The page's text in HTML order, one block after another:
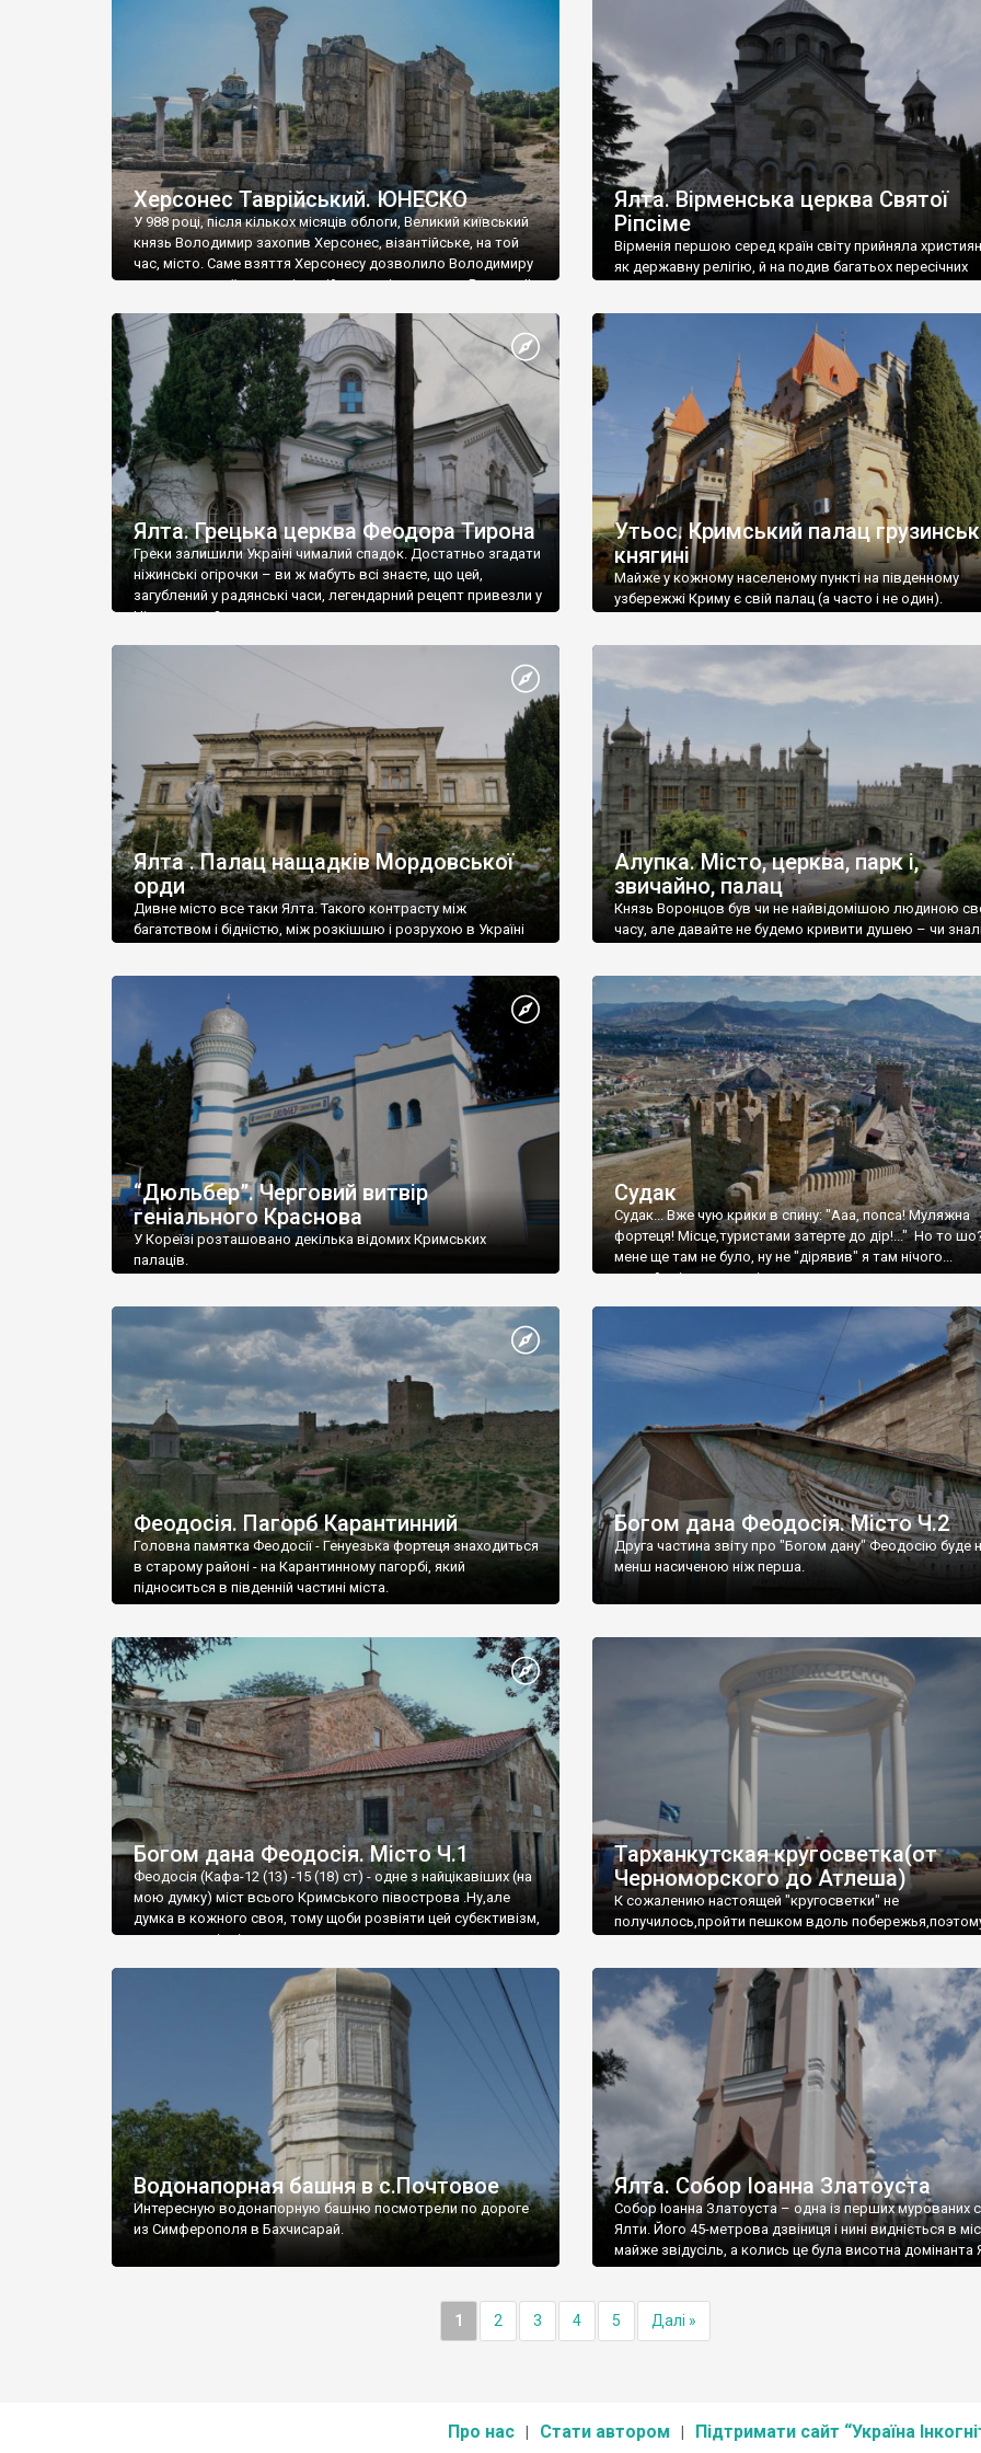
візантійської доби. Раритети викрадені з фондів об’єкту
культурної спадщини ЮНЕСКО «Херсонеса Таврійського».
Офіційно – на виставку «Золото Візантії», але експерти та
влада в Україні вважають це лише […]
називаються «повстяками» (postaki)…” “Вино. Крим
виробляє відмінне вино і його вдосталь: воно все
легке біле і дуже […]
Херсонес Таврійський. ЮНЕСКО
У 988 році, після кількох місяців облоги, Великий київський
князь Володимир захопив Херсонес, візантійське, на той
час, місто. Саме взяття Херсонесу дозволило Володимиру
диктувати свої умови візантійському імператору Василю ІІ,
Херсонесі Володимир-язичник, став Василем-
християнином. А потім було Хрещення Русі. На честь
Херсонесу Таврійського названо місто […]
Ялта. Вірменська церква Святої
Ріпсіме
Вірменія першою серед країн світу прийняла
як державну релігію, й на подив багатьох пересічних
Ялта. Грецька церква Феодора Тирона
Греки залишили Україні чималий спадок. Достатньо згадати
ніжинські огірочки – ви ж мабуть всі знаєте, що цей,
загублений у радянські часи, легендарний рецепт привезли у
Ніжин греки?
Утьос. Кримський палац
княгині
Майже у кожному населеному пункті на південному
узбережжі Криму є свій палац (а часто і не один).
Ялта . Палац нащадків Мордовської
орди
Дивне місто все таки Ялта. Такого контрасту між
багатством і бідністю, між розкішшю і розрухою в Україні
Алупка. Місто, церква, парк і,
звичайно, палац
Князь Воронцов був чи не найвідомішою людиною
часу, але давайте не будемо кривити душею – чи
“Дюльбер”. Черговий витвір
геніального Краснова
У Кореїзі розташовано декілька відомих Кримських
палаців.
Судак
Судак... Вже чую крики в спину: "Ааа, попса! Муляжна
фортеця! Місце,туристами затерте до дір!..." Но то
мене ще там не було, ну не "дірявив" я там нічого...
принаймні до цього літа.
Феодосія. Пагорб Карантинний
Головна памятка Феодосії - Генуезька фортеця знаходиться
в старому районі - на Карантинному пагорбі, який
підноситься в південній частині міста.
Богом дана Феодосія. Місто Ч.2
Друга частина звіту про "Богом дану" Феодосію буде
менш насиченою ніж перша.
Богом дана Феодосія. Місто Ч.1
Феодосія (Кафа-12 (13) -15 (18) ст) - одне з найцікавіших (на
мою думку) міст всього Кримського півострова .Ну,але
думка в кожного своя, тому щоби розвіяти цей субєктивізм,
запрошую відвідати це
Тарханкутская кругосветка(от
Черноморского до Атлеша)
К сожалению настоящей "кругосветки" не
получилось,пройти пешком вдоль
Водонапорная башня в с.Почтовое
Интересную водонапорную башню посмотрели по дороге
из Симферополя в Бахчисарай.
Ялта. Собор Іоанна Златоуста
Собор Іоанна Златоуста – одна із перших мурованих
Ялти. Його 45-метрова дзвіниця і нині видніється в
майже звідусіль, а колись це була висотна домінанта
1 2 3 4 5 Далі »
Про нас Стати автором Підтримати сайт “Україна